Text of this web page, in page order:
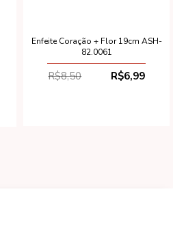
Enfeite Coração + Flor 19cm ASH-
82.0061
R$8,50 R$6,99